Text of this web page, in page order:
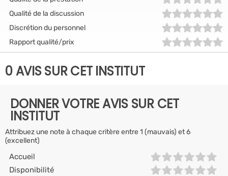
Qualité de la discussion
Discrétion du personnel
Rapport qualité/prix
0 AVIS SUR CET INSTITUT
DONNER VOTRE AVIS SUR CET
INSTITUT
Attribuez une note à chaque critère entre 1 (mauvais) et 6
(excellent)
Accueil
Disponibilité